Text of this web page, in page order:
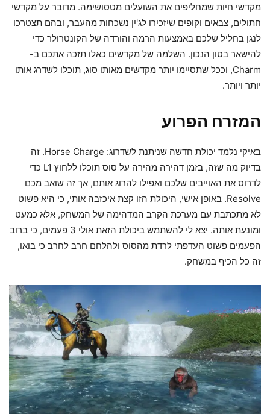
מקדשי חיות שמחליפים את השועלים מטסושימה. מדובר על מקדשי
חתולים, צבאים וקופים שיזכירו לג'ין נשכחות מהעבר, ובהם תצטרכו
לנגן בחליל שלכם באמצעות הרמה והורדה של הקונטרולר כדי
להישאר בטון הנכון. השלמה של מקדשים כאלו תזכה אתכם ב-
Charm, וככל שתסיימו יותר מקדשים מאותו סוג, תוכלו לשדרג אותו
יותר ויותר.
המזרח הפרוע
באיקי נלמד יכולת חדשה שניתנת לשדרוג: Horse Charge. זה
בדיוק מה שזה, בזמן דהירה מהירה על סוס תוכלו ללחוץ L1 כדי
לדרוס את האוייבים שלכם ואפילו להרוג אותם, אך זה שואב מכם
Resolve. באופן אישי, היכולת הזו קצת איכזבה אותי, כי היא פשוט
לא מתכתבת עם מערכת הקרב המדהימה של המשחק, אלא כמעט
ומונעת אותה. יצא לי להשתמש ביכולת הזאת אולי 3 פעמים, כי ברוב
הפעמים פשוט העדפתי לרדת מהסוס ולהלחם חרב לחרב כי בואו,
זה כל הכיף במשחק.